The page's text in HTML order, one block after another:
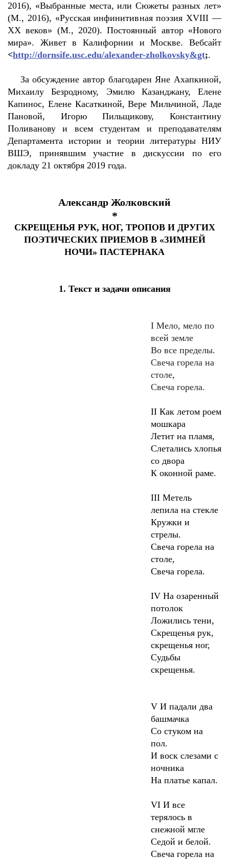
2016), «Выбранные места, или Сюжеты разных лет»
(М., 2016), «Русская инфинитивная поэзия XVIII —
XX веков» (М., 2020). Постоянный автор «Нового
мира». Живет в Калифорнии и Москве. Вебсайт
<http://dornsife.usc.edu/alexander-zholkovsky&gt;.
За обсуждение автор благодарен Яне Ахапкиной,
Михаилу Безродному, Эмилю Казанджану, Елене
Капинос, Елене Касаткиной, Вере Мильчиной, Ладе
Пановой, Игорю Пильщикову, Константину
Поливанову и всем студентам и преподавателям
Департамента истории и теории литературы НИУ
ВШЭ, принявшим участие в дискуссии по его
докладу 21 октября 2019 года.
Александр Жолковский
*
СКРЕЩЕНЬЯ РУК, НОГ, ТРОПОВ И ДРУГИХ
ПОЭТИЧЕСКИХ ПРИЕМОВ В «ЗИМНЕЙ
НОЧИ» ПАСТЕРНАКА
1. Текст и задачи описания
I Мело, мело по
всей земле
Во все пределы.
Свеча горела на
столе,
Свеча горела.
II Как летом роем
мошкара
Летит на пламя,
Слетались хлопья
со двора
К оконной раме.
III Метель
лепила на стекле
Кружки и
стрелы.
Cвеча горела на
столе,
Свеча горела.
IV На озаренный
потолок
Ложились тени,
Скрещенья рук,
скрещенья ног,
Судьбы
скрещенья.
V И падали два
башмачка
Со стуком на
пол.
И воск слезами с
ночника
На платье капал.
VI И все
терялось в
снежной мгле
Седой и белой.
Свеча горела на